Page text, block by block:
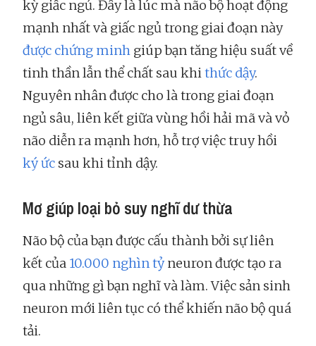
kỳ giấc ngủ. Đây là lúc mà não bộ hoạt động
mạnh nhất và giấc ngủ trong giai đoạn này
được chứng minh giúp bạn tăng hiệu suất về
tinh thần lẫn thể chất sau khithức dậy.
Nguyên nhân được cho là trong giai đoạn
ngủ sâu, liên kết giữa vùng hồi hải mã và vỏ
não diễn ra mạnh hơn, hỗ trợ việc truy hồi
ký ức sau khi tỉnh dậy.
Mơ giúp loại bỏ suy nghĩ dư thừa
Não bộ của bạn được cấu thành bởi sự liên
kết của 10.000 nghìn tỷneuron được tạo ra
qua những gì bạn nghĩ và làm. Việc sản sinh
neuron mới liên tục có thể khiến não bộ quá
tải.